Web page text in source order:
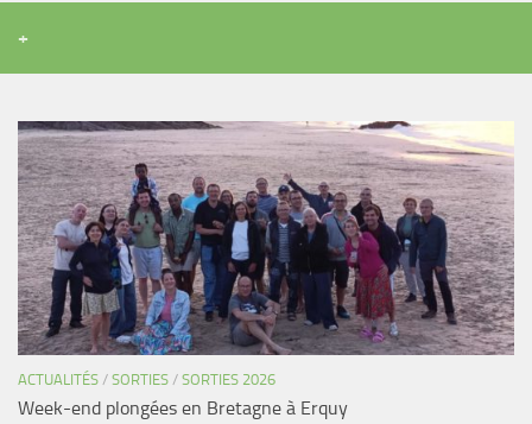
NAP / NEV
Agenda
Les Palmes du Lac
Résultats Compétitions
MATERIEL
Section Matériel
Occasions
+
ACTUALITÉS / SORTIES / SORTIES 2026
Week-end plongées en Bretagne à Erquy